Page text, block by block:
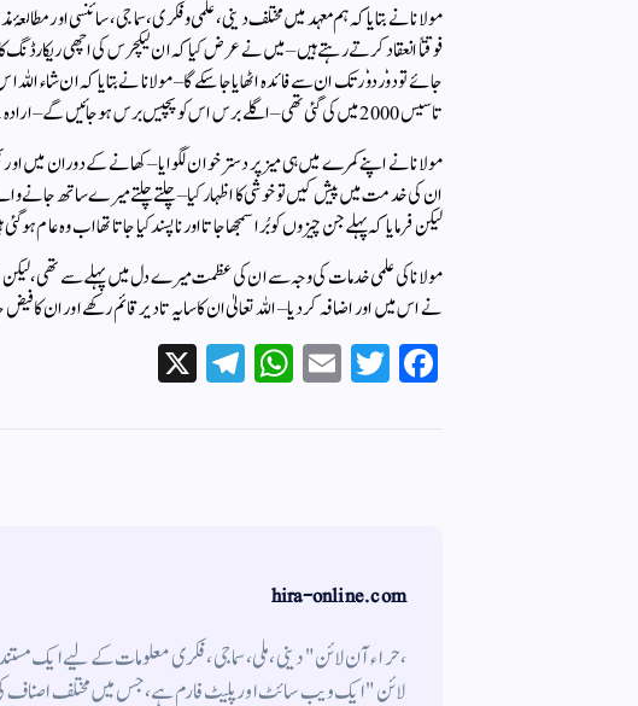
مولانا نے بتایا کہ ہم معہد میں مختلف دینی ، علمی و فکری ، سماجی ، سائنسی اور
فوقتاً انعقاد کرتے رہتے ہیں – میں نے عرض کیا کہ ان لیکچرس کی اچھی
جائے تو دوٗر دوٗر تک ان سے فائدہ اٹھایا جاسکے گا – مولانا نے بتایا کہ ان شاء اللہ
تاسیس 2000 میں کی گئی تھی – اگلے برس اس کو پچیس برس ہوجائیں گے – ارادہ ہے کہ اس مناسبت سے ایک بڑا پروگرام معہد میں کیا جائے –
مولانا نے اپنے کمرے میں ہی میز پر دسترخوان لگوایا – کھانے کے دوران میں اور
ان کی خدمت میں پیش کیں تو خوشی کا اظہار کیا – چلتے چلتے میرے ساتھ جانے
لیکن فرمایا کہ پہلے جن چیزوں کو بُرا سمجھا جاتا اور ناپسند کیا جاتا تھا اب وہ عام
مولانا کی علمی خدمات کی وجہ سے ان کی عظمت میرے دل میں پہلے سے تھی ،
نے اس میں اور اضافہ کردیا – اللہ تعالیٰ ان کا سایہ تا دیر قائم رکھے اور ان کا
Fa
ce
T
wi
E
m
W
ha
Te
le
hira-online.com
،حراء آن لائن" دینی ، ملی ، سماجی ، فکری معلومات کے لیے ایک
لائن " ایک ویب سائٹ اور پلیٹ فارم ہے ، جس میں مختلف اصناف کی